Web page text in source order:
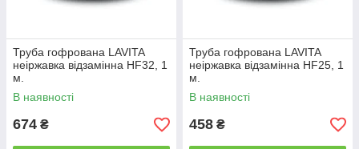
Труба гофрована LAVITA
неіржавка відзамінна HF32, 1
м.
В наявності
674 ₴
Труба гофрована LAVITA
неіржавка відзамінна HF25, 1
м.
В наявності
458 ₴